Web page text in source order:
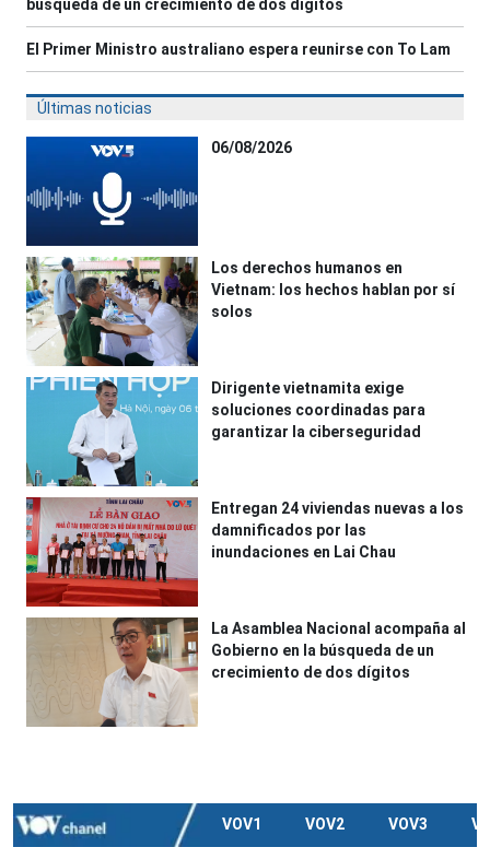
búsqueda de un crecimiento de dos dígitos
El Primer Ministro australiano espera reunirse con To Lam
Últimas noticias
06/08/2026
Los derechos humanos en
Vietnam: los hechos hablan por sí
solos
Dirigente vietnamita exige
soluciones coordinadas para
garantizar la ciberseguridad
Entregan 24 viviendas nuevas a los
damnificados por las
inundaciones en Lai Chau
La Asamblea Nacional acompaña al
Gobierno en la búsqueda de un
crecimiento de dos dígitos
VOV1 VOV2 VOV3